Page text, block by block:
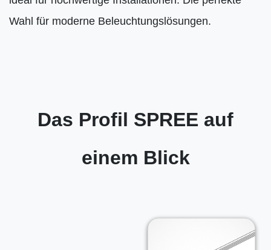
Wahl für moderne Beleuchtungslösungen.
Das Profil SPREE auf
einem Blick